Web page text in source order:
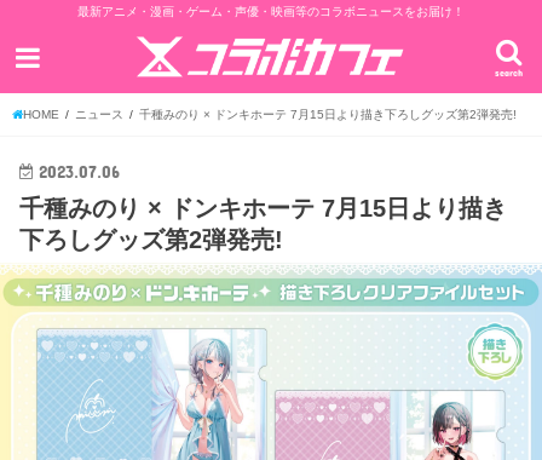
最新アニメ・漫画・ゲーム・声優・映画等のコラボニュースをお届け！
search
HOME ニュース 千種みのり × ドンキホーテ 7月15日より描き下ろしグッズ第2弾発売!
2023.07.06
千種みのり × ドンキホーテ 7月15日より描き
下ろしグッズ第2弾発売!